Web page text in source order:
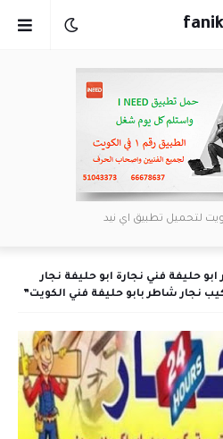
لتحميل تطبيق اي نيد
ابو حليفة فني نجارة ابو حليفة نجار
نجار شاطر بابو حليفة فني الكويت